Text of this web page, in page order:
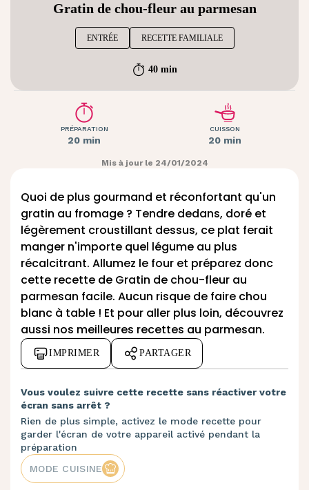
Gratin de chou-fleur au parmesan
ENTRÉE RECETTE FAMILIALE
40 min
PRÉPARATION
20 min
CUISSON
20 min
Mis à jour le 24/01/2024
Quoi de plus gourmand et réconfortant qu'un
gratin au fromage ? Tendre dedans, doré et
légèrement croustillant dessus, ce plat ferait
manger n'importe quel légume au plus
récalcitrant. Allumez le four et préparez donc
cette recette de Gratin de chou-fleur au
parmesan facile. Aucun risque de faire chou
blanc à table ! Et pour aller plus loin, découvrez
aussi nos meilleures recettes au parmesan.
IMPRIMER PARTAGER
Vous voulez suivre cette recette sans réactiver votre
écran sans arrêt ?
Rien de plus simple, activez le mode recette pour
garder l'écran de votre appareil activé pendant la
préparation
MODE CUISINE